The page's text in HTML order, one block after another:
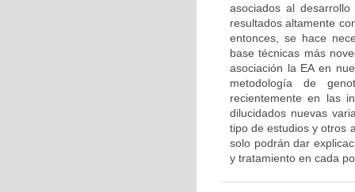
asociados al
resultados altamente
entonces, se hace
base técnicas más
asociación la EA en
metodología de
recientemente en las
dilucidados nuevas
tipo de estudios y otros
solo podrán dar
y tratamiento en cada